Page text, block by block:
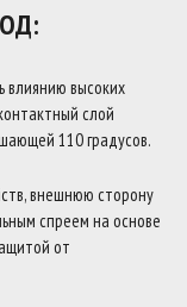
влиянию высоких
слой
110 градусов.
внешнюю сторону
спреем на основе
от